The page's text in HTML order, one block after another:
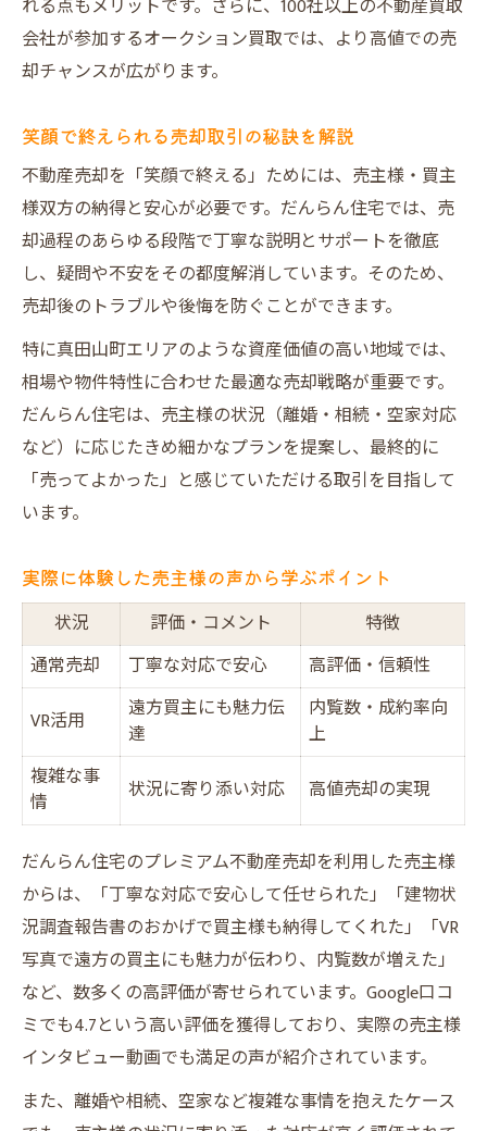
れる点もメリットです。さらに、100社以上の不動産買取
会社が参加するオークション買取では、より高値での売
却チャンスが広がります。
笑顔で終えられる売却取引の秘訣を解説
不動産売却を「笑顔で終える」ためには、売主様・買主
様双方の納得と安心が必要です。だんらん住宅では、売
却過程のあらゆる段階で丁寧な説明とサポートを徹底
し、疑問や不安をその都度解消しています。そのため、
売却後のトラブルや後悔を防ぐことができます。
特に真田山町エリアのような資産価値の高い地域では、
相場や物件特性に合わせた最適な売却戦略が重要です。
だんらん住宅は、売主様の状況（離婚・相続・空家対応
など）に応じたきめ細かなプランを提案し、最終的に
「売ってよかった」と感じていただける取引を目指して
います。
実際に体験した売主様の声から学ぶポイント
状況 評価・コメント
特徴
通常売却
丁寧な対応で安心
高評価・信頼性
VR活用
遠方買主にも魅力伝
達
内覧数・成約率向
上
複雑な事
情
状況に寄り添い対応 高値売却の実現
だんらん住宅のプレミアム不動産売却を利用した売主様
からは、「丁寧な対応で安心して任せられた」「建物状
況調査報告書のおかげで買主様も納得してくれた」「VR
写真で遠方の買主にも魅力が伝わり、内覧数が増えた」
など、数多くの高評価が寄せられています。Google口コ
ミでも4.7という高い評価を獲得しており、実際の売主様
インタビュー動画でも満足の声が紹介されています。
また、離婚や相続、空家など複雑な事情を抱えたケース